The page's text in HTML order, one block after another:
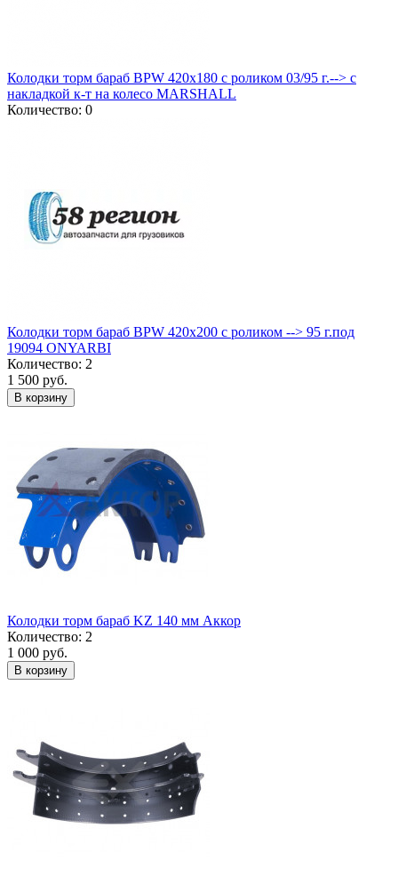
Колодки торм бараб BPW 420x180 с роликом 03/95 г.--> с
накладкой к-т на колесо MARSHALL
Количество: 0
Колодки торм бараб BPW 420x200 c роликом --> 95 г.под
19094 ONYARBI
Количество: 2
1 500 руб.
В корзину
Колодки торм бараб KZ 140 мм Аккор
Количество: 2
1 000 руб.
В корзину